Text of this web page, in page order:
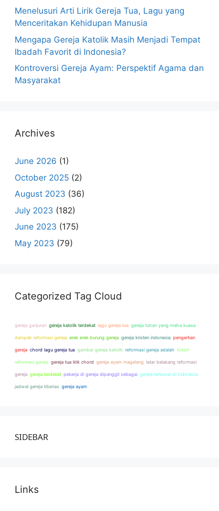
Menelusuri Arti Lirik Gereja Tua, Lagu yang
Menceritakan Kehidupan Manusia
Mengapa Gereja Katolik Masih Menjadi Tempat
Ibadah Favorit di Indonesia?
Kontroversi Gereja Ayam: Perspektif Agama dan
Masyarakat
Archives
June 2026 (1)
October 2025 (2)
August 2023 (36)
July 2023 (182)
June 2023 (175)
May 2023 (79)
Categorized Tag Cloud
gereja ganjuran gereja katolik terdekat lagu gereja tua gereja tuhan yang maha kuasa
dampak reformasi gereja erek erek burung gereja gereja kristen indonesia pengertian
gereja chord lagu gereja tua gambar gereja katolik reformasi gereja adalah tokoh
reformasi gereja gereja tua lirik chord gereja ayam magelang latar belakang reformasi
gereja gereja terdekat pekerja di gereja dipanggil sebagai gereja terbesar di indonesia
jadwal gereja tiberias gereja ayam
SIDEBAR
Links